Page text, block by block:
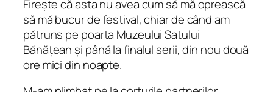
Firește că asta nu avea cum să mă oprească
să mă bucur de festival, chiar de când am
pătruns pe poarta Muzeului Satului
Bănățean și până la finalul serii, din nou două
ore mici din noapte.